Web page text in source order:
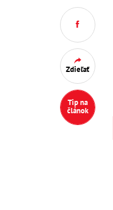
Zdieľať
Tip na
článok